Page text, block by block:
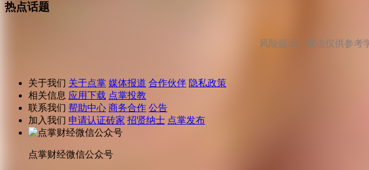
热点话题
风险提示：观点仅供参考
关于我们 关于点掌 媒体报道 合作伙伴 隐私政策
相关信息 应用下载 点掌投教
联系我们 帮助中心 商务合作 公告
加入我们 申请认证砖家 招贤纳士 点掌发布
点掌财经微信公众号